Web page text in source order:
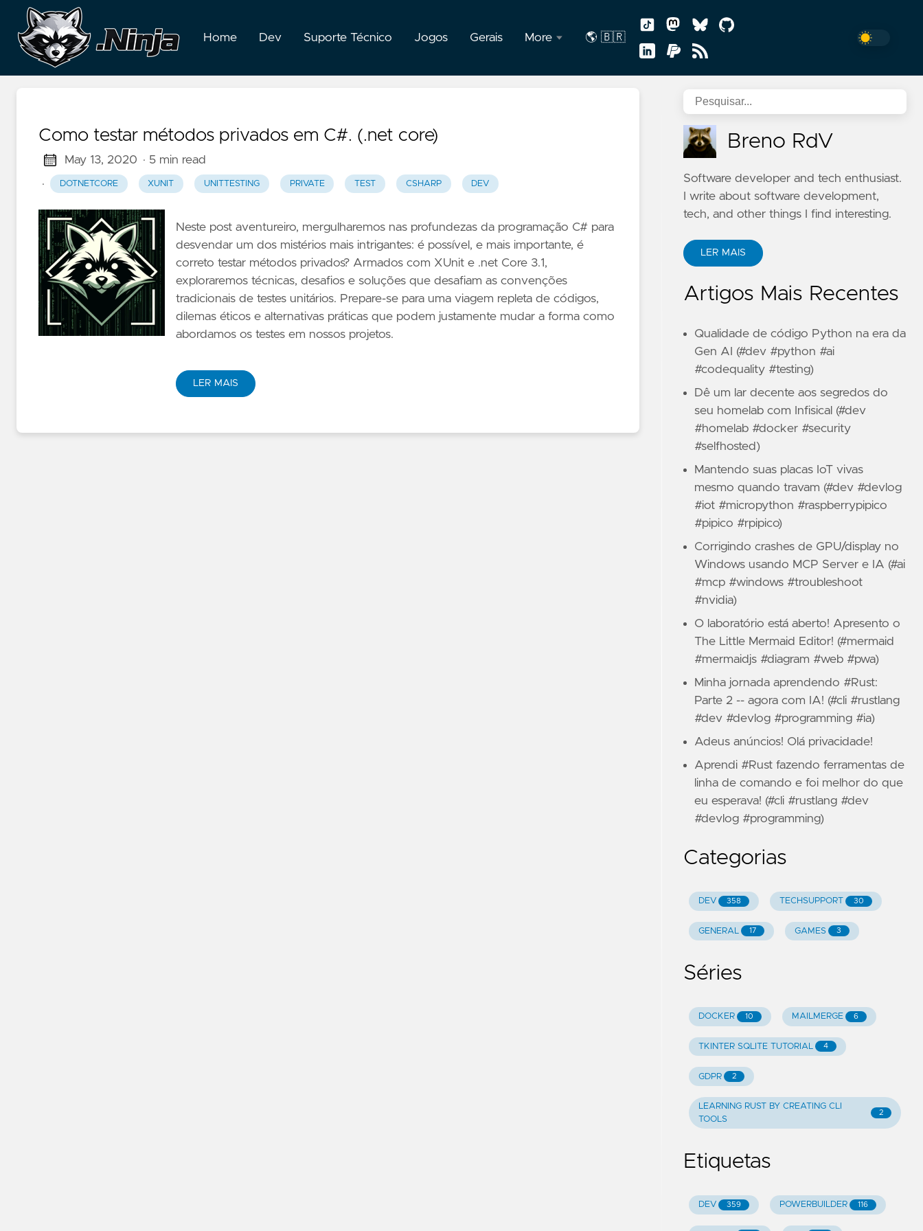
Home Dev Suporte Técnico Jogos Gerais More
F.A.Q
🌎 🇧🇷
🇧🇷
Como testar métodos privados em C#. (.net core)
May 13, 2020 · 5 min read
·
DOTNETCORE XUNIT UNITTESTING PRIVATE TEST CSHARP DEV
Neste post aventureiro, mergulharemos nas profundezas da programação C# para
desvendar um dos mistérios mais intrigantes: é possível, e mais importante, é
correto testar métodos privados? Armados com XUnit e .net Core 3.1,
exploraremos técnicas, desafios e soluções que desafiam as convenções
tradicionais de testes unitários. Prepare-se para uma viagem repleta de códigos,
dilemas éticos e alternativas práticas que podem justamente mudar a forma como
abordamos os testes em nossos projetos.
LER MAIS
Breno RdV
Software developer and tech enthusiast.
I write about software development,
tech, and other things I find interesting.
LER MAIS
Artigos Mais Recentes
Qualidade de código Python na era da
Gen AI (#dev #python #ai
#codequality #testing)
Dê um lar decente aos segredos do
seu homelab com Infisical (#dev
#homelab #docker #security
#selfhosted)
Mantendo suas placas IoT vivas
mesmo quando travam (#dev #devlog
#iot #micropython #raspberrypipico
#pipico #rpipico)
Corrigindo crashes de GPU/display no
Windows usando MCP Server e IA (#ai
#mcp #windows #troubleshoot
#nvidia)
O laboratório está aberto! Apresento o
The Little Mermaid Editor! (#mermaid
#mermaidjs #diagram #web #pwa)
Minha jornada aprendendo #Rust:
Parte 2 -- agora com IA! (#cli #rustlang
#dev #devlog #programming #ia)
Adeus anúncios! Olá privacidade!
Aprendi #Rust fazendo ferramentas de
linha de comando e foi melhor do que
eu esperava! (#cli #rustlang #dev
#devlog #programming)
Categorias
DEV 358 TECHSUPPORT 30
GENERAL 17 GAMES 3
Séries
DOCKER 10 MAILMERGE 6
TKINTER SQLITE TUTORIAL 4
GDPR 2
LEARNING RUST BY CREATING CLI
TOOLS
2
Etiquetas
DEV 359 POWERBUILDER 116